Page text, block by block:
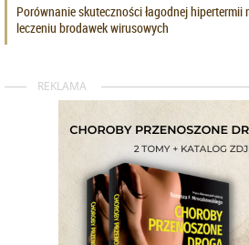
Porównanie skuteczności łagodnej
leczeniu brodawek wirusowych
REKLAMA